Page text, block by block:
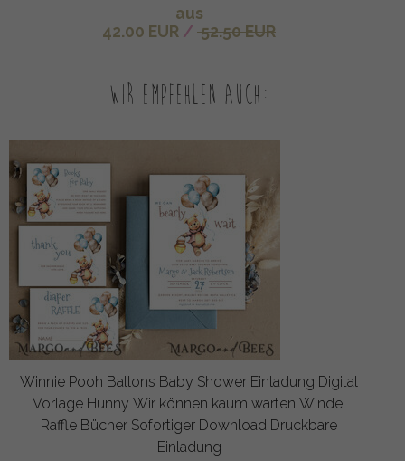
aus
42.00 EUR / 52.50 EUR
Wir empfehlen auch:
Winnie Pooh Ballons Baby Shower Einladung Digital
Vorlage Hunny Wir können kaum warten Windel
Raffle Bücher Sofortiger Download Druckbare
Einladung